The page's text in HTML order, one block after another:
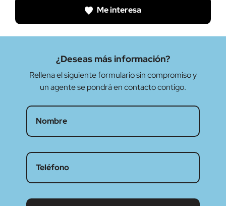
Me interesa
¿Deseas más información?
Rellena el siguiente formulario sin compromiso y
un agente se pondrá en contacto contigo.